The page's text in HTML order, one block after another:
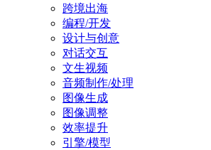
跨境出海
编程/开发
设计与创意
对话交互
文生视频
音频制作/处理
图像生成
图像调整
效率提升
引擎/模型